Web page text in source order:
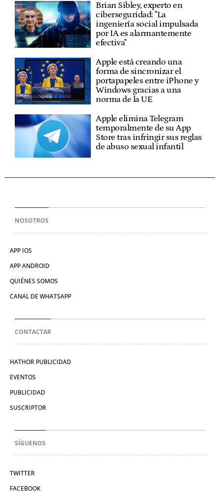
Brian Sibley, experto en
ciberseguridad: "La
ingeniería social impulsada
por IA es alarmantemente
efectiva"
Apple está creando una
forma de sincronizar el
portapapeles entre iPhone y
Windows gracias a una
norma de la UE
Apple elimina Telegram
temporalmente de su App
Store tras infringir sus reglas
de abuso sexual infantil
NOSOTROS
APP IOS
APP ANDROID
QUIÉNES SOMOS
CANAL DE WHATSAPP
CONTACTAR
HATHOR PUBLICIDAD
EVENTOS
PUBLICIDAD
SUSCRIPTOR
SÍGUENOS
TWITTER
FACEBOOK